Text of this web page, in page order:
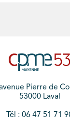
Pierre de
53000 Laval
Tél : 06 47 51 71